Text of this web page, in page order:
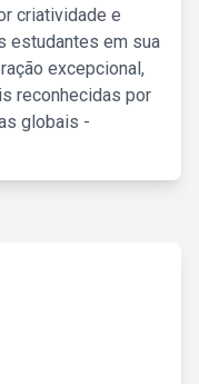
criatividade e
estudantes em sua
excepcional,
reconhecidas por
globais -